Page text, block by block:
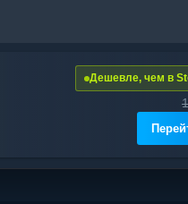
Дешевле, чем в